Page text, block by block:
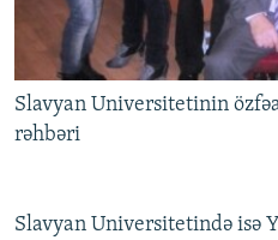
Slavyan Universitetinin
rəhbəri
Slavyan Universitetində isə